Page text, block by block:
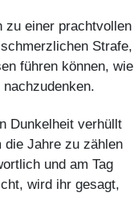
zu einer prachtvollen
Strafe,
führen können, wie
nachzudenken.
Dunkelheit verhüllt
die Jahre zu zählen
und am Tag
wird ihr gesagt,